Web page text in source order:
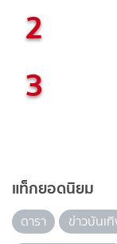
2
3
แท็กยอดนิยม
ดารา ข่าวบันเ